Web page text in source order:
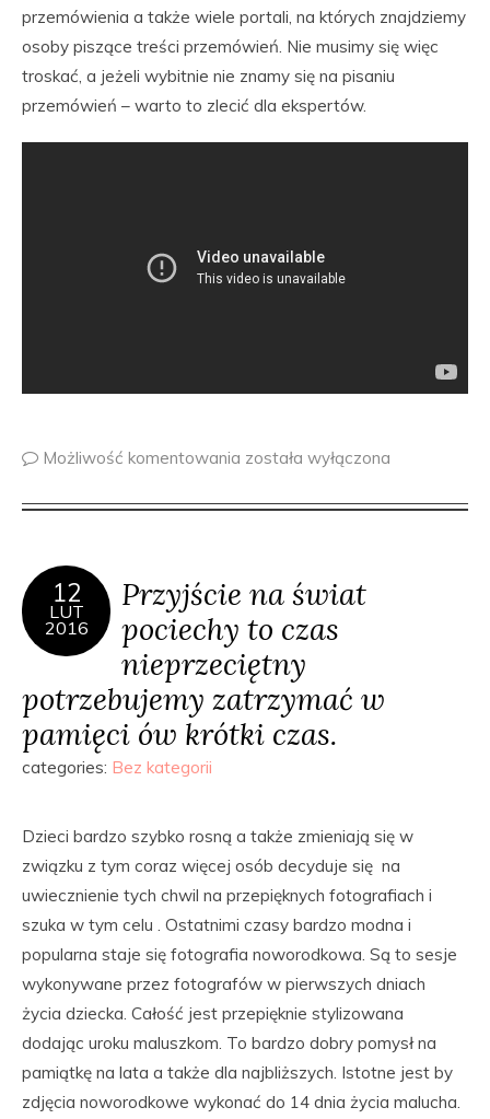
przemówienia a także wiele portali, na których znajdziemy
osoby piszące treści przemówień. Nie musimy się więc
troskać, a jeżeli wybitnie nie znamy się na pisaniu
przemówień – warto to zlecić dla ekspertów.
Możliwość komentowania została wyłączona
12
LUT
2016
Przyjście na świat
pociechy to czas
nieprzeciętny
potrzebujemy zatrzymać w
pamięci ów krótki czas.
categories: Bez kategorii
Dzieci bardzo szybko rosną a także zmieniają się w
związku z tym coraz więcej osób decyduje się na
uwiecznienie tych chwil na przepięknych fotografiach i
szuka w tym celu . Ostatnimi czasy bardzo modna i
popularna staje się fotografia noworodkowa. Są to sesje
wykonywane przez fotografów w pierwszych dniach
życia dziecka. Całość jest przepięknie stylizowana
dodając uroku maluszkom. To bardzo dobry pomysł na
pamiątkę na lata a także dla najbliższych. Istotne jest by
zdjęcia noworodkowe wykonać do 14 dnia życia malucha.